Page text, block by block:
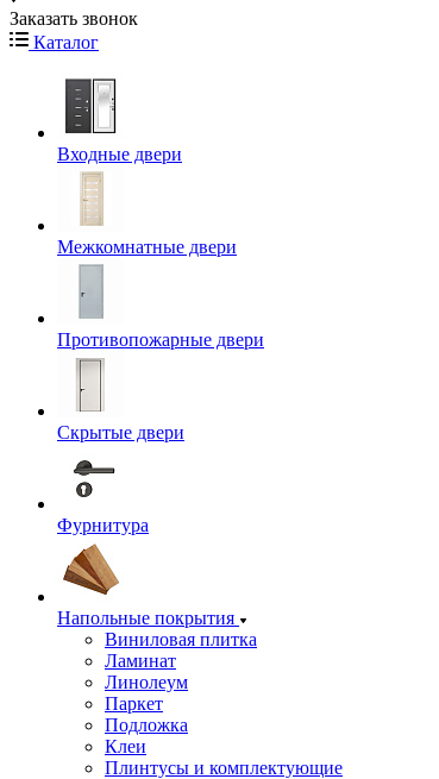
Заказать звонок
Каталог
Входные двери
Межкомнатные двери
Противопожарные двери
Скрытые двери
Фурнитура
Напольные покрытия
Виниловая плитка
Ламинат
Линолеум
Паркет
Подложка
Клеи
Плинтусы и комплектующие